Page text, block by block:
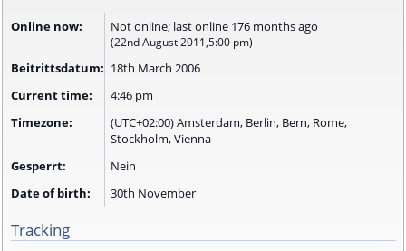
Online now: Not online; last online 176 months ago
(22nd August 2011,5:00 pm)
Beitrittsdatum: 18th March 2006
Current time:
4:46 pm
Timezone:
(UTC+02:00) Amsterdam, Berlin, Bern, Rome,
Stockholm, Vienna
Gesperrt:
Nein
Date of birth:
30th November
Tracking